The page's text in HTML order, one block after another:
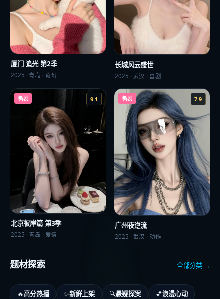
厦门 追光 第2季
2025 · 青岛 · 奇幻
长城风云盛世
2025 · 武汉 · 喜剧
新剧 9.1
北京彼岸篇 第3季
2025 · 青岛 · 爱情
新剧 7.9
广州夜逆流
2025 · 武汉 · 动作
题材探索 全部分类 →
🔥高分热播 ✨新鲜上架 🔍悬疑探案 💕浪漫心动